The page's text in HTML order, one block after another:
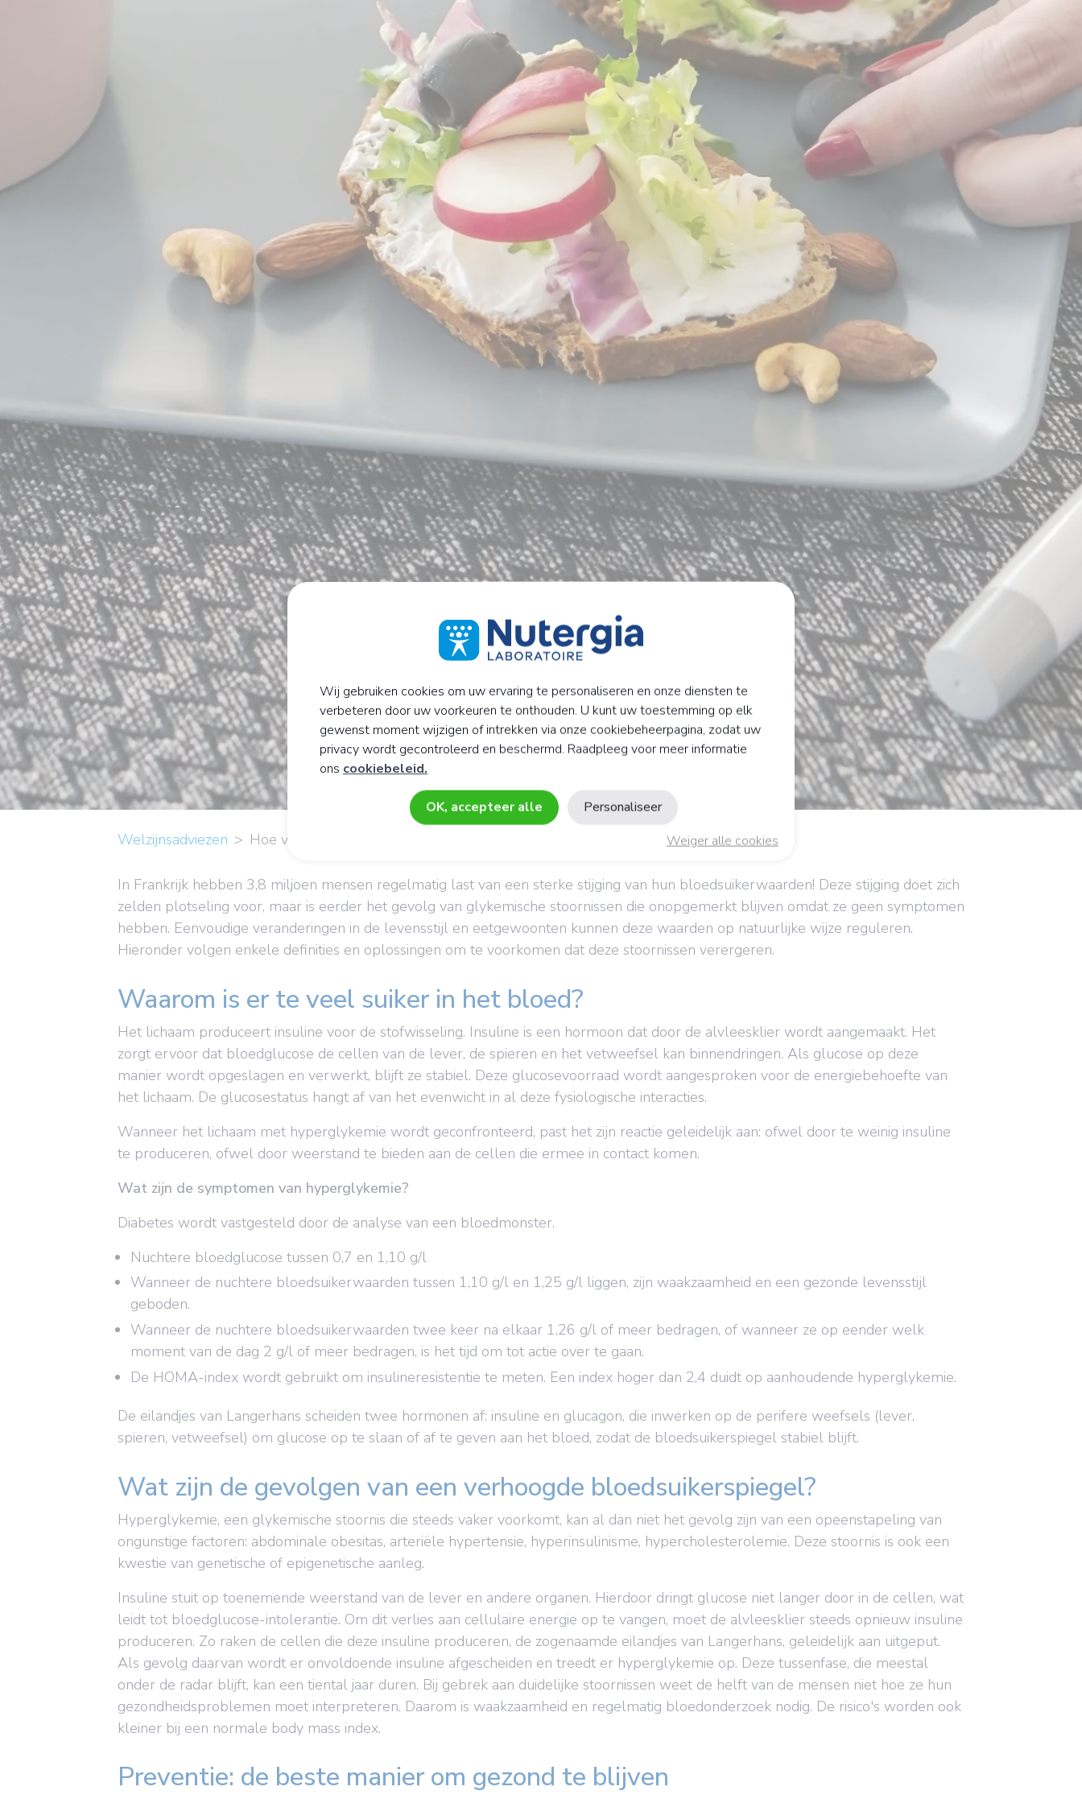
Welzijnsadviezen Hoe voorkomt u hyperglykemie?
In Frankrijk hebben 3,8 miljoen mensen regelmatig last van een sterke stijging van hun bloedsuikerwaarden! Deze stijging doet zich
zelden plotseling voor, maar is eerder het gevolg van glykemische stoornissen die onopgemerkt blijven omdat ze geen symptomen
hebben. Eenvoudige veranderingen in de levensstijl en eetgewoonten kunnen deze waarden op natuurlijke wijze reguleren.
Hieronder volgen enkele definities en oplossingen om te voorkomen dat deze stoornissen verergeren.
Waarom is er te veel suiker in het bloed?
Het lichaam produceert insuline voor de stofwisseling. Insuline is een hormoon dat door de alvleesklier wordt aangemaakt. Het
zorgt ervoor dat bloedglucose de cellen van de lever, de spieren en het vetweefsel kan binnendringen. Als glucose op deze
manier wordt opgeslagen en verwerkt, blijft ze stabiel. Deze glucosevoorraad wordt aangesproken voor de energiebehoefte van
het lichaam. De glucosestatus hangt af van het evenwicht in al deze fysiologische interacties.
Wanneer het lichaam met hyperglykemie wordt geconfronteerd, past het zijn reactie geleidelijk aan: ofwel door te weinig insuline
te produceren, ofwel door weerstand te bieden aan de cellen die ermee in contact komen.
Wat zijn de symptomen van hyperglykemie?
Diabetes wordt vastgesteld door de analyse van een bloedmonster.
Nuchtere bloedglucose tussen 0,7 en 1,10 g/l
Wanneer de nuchtere bloedsuikerwaarden tussen 1,10 g/l en 1,25 g/l liggen, zijn waakzaamheid en een gezonde levensstijl
geboden.
Wanneer de nuchtere bloedsuikerwaarden twee keer na elkaar 1,26 g/l of meer bedragen, of wanneer ze op eender welk
moment van de dag 2 g/l of meer bedragen, is het tijd om tot actie over te gaan.
De HOMA-index wordt gebruikt om insulineresistentie te meten. Een index hoger dan 2,4 duidt op aanhoudende hyperglykemie.
De eilandjes van Langerhans scheiden twee hormonen af: insuline en glucagon, die inwerken op de perifere weefsels (lever,
spieren, vetweefsel) om glucose op te slaan of af te geven aan het bloed, zodat de bloedsuikerspiegel stabiel blijft.
Wat zijn de gevolgen van een verhoogde bloedsuikerspiegel?
Hyperglykemie, een glykemische stoornis die steeds vaker voorkomt, kan al dan niet het gevolg zijn van een opeenstapeling van
ongunstige factoren: abdominale obesitas, arteriële hypertensie, hyperinsulinisme, hypercholesterolemie. Deze stoornis is ook een
kwestie van genetische of epigenetische aanleg.
Insuline stuit op toenemende weerstand van de lever en andere organen. Hierdoor dringt glucose niet langer door in de cellen, wat
leidt tot bloedglucose-intolerantie. Om dit verlies aan cellulaire energie op te vangen, moet de alvleesklier steeds opnieuw insuline
produceren. Zo raken de cellen die deze insuline produceren, de zogenaamde eilandjes van Langerhans, geleidelijk aan uitgeput.
Als gevolg daarvan wordt er onvoldoende insuline afgescheiden en treedt er hyperglykemie op. Deze tussenfase, die meestal
onder de radar blijft, kan een tiental jaar duren. Bij gebrek aan duidelijke stoornissen weet de helft van de mensen niet hoe ze hun
gezondheidsproblemen moet interpreteren. Daarom is waakzaamheid en regelmatig bloedonderzoek nodig. De risico's worden ook
kleiner bij een normale body mass index.
Preventie: de beste manier om gezond te blijven
Wij gebruiken cookies om uw ervaring te personaliseren en onze diensten te
verbeteren door uw voorkeuren te onthouden. U kunt uw toestemming op elk
gewenst moment wijzigen of intrekken via onze cookiebeheerpagina, zodat uw
privacy wordt gecontroleerd en beschermd. Raadpleeg voor meer informatie
ons cookiebeleid.
OK, accepteer alle
Weiger alle cookies
Personaliseer